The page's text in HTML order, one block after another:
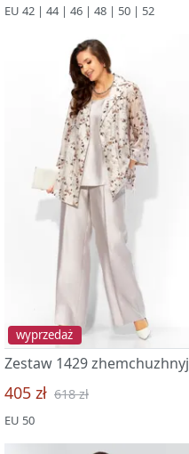
EU 42 | 44 | 46 | 48 | 50 | 52
wyprzedaż
Zestaw 1429 zhemchuzhnyj
405 zł 618 zł
EU 50